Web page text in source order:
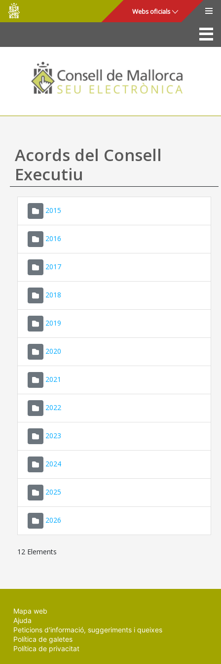
Salta al contingut principal
Consell
de
Mallorca
Webs oficials
La Seu
Consell de Mallorca
Accés i seguretat
Utilitats
Ajuda
Acords del Consell
Executiu
2015
2016
2017
2018
2019
2020
2021
2022
2023
2024
2025
2026
12 Elements
Mapa web
Ajuda
Peticions d'informació, suggeriments i queixes
Política de galetes
Política de privacitat